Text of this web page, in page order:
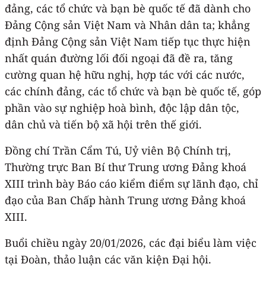
đảng, các tổ chức và bạn bè quốc tế đã dành cho
Đảng Cộng sản Việt Nam và Nhân dân ta; khẳng
định Đảng Cộng sản Việt Nam tiếp tục thực hiện
nhất quán đường lối đối ngoại đã đề ra, tăng
cường quan hệ hữu nghị, hợp tác với các nước,
các chính đảng, các tổ chức và bạn bè quốc tế, góp
phần vào sự nghiệp hoà bình, độc lập dân tộc,
dân chủ và tiến bộ xã hội trên thế giới.
Đồng chí Trần Cẩm Tú, Uỷ viên Bộ Chính trị,
Thường trực Ban Bí thư Trung ương Đảng khoá
XIII trình bày Báo cáo kiểm điểm sự lãnh đạo, chỉ
đạo của Ban Chấp hành Trung ương Đảng khoá
XIII.
Buổi chiều ngày 20/01/2026, các đại biểu làm việc
tại Đoàn, thảo luận các văn kiện Đại hội.